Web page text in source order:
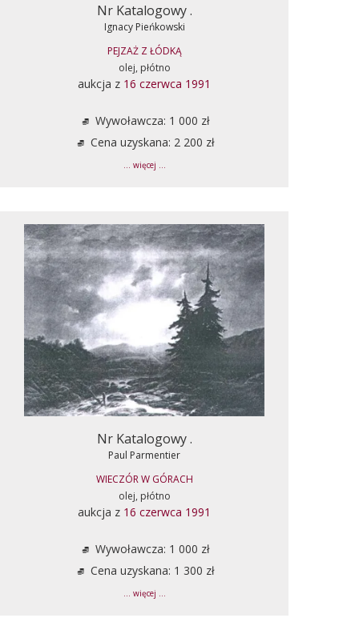
Nr Katalogowy .
Ignacy Pieńkowski
PEJZAŻ Z ŁÓDKĄ
olej, płótno
aukcja z 16 czerwca 1991
Wywoławcza: 1 000 zł
Cena uzyskana: 2 200 zł
... więcej ...
Nr Katalogowy .
Paul Parmentier
WIECZÓR W GÓRACH
olej, płótno
aukcja z 16 czerwca 1991
Wywoławcza: 1 000 zł
Cena uzyskana: 1 300 zł
... więcej ...